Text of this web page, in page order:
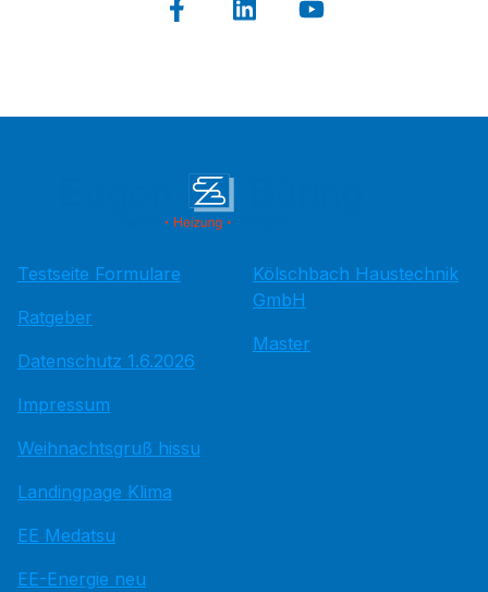
Testseite Formulare
Ratgeber
Datenschutz 1.6.2026
Impressum
Weihnachtsgruß hissu
Landingpage Klima
EE Medatsu
EE-Energie neu
Kölschbach Haustechnik
GmbH
Master